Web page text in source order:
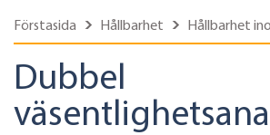
Förstasida Hållbarhet Hållbarhet
Dubbel